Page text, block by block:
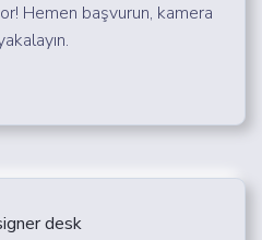
Hemen başvurun, kamera